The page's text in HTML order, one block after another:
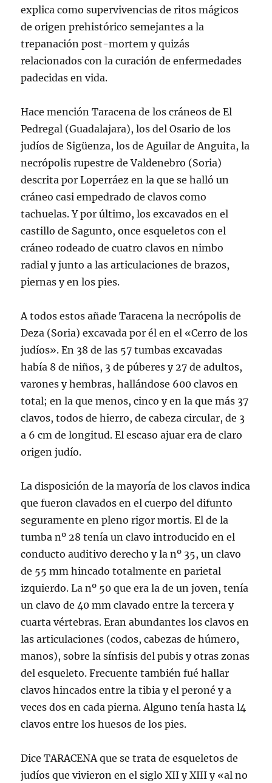
explica como supervivencias de ritos mágicos
de origen prehistórico semejantes a la
trepanación post-mortem y quizás
relacionados con la curación de enfermedades
padecidas en vida.
Hace mención Taracena de los cráneos de El
Pedregal (Guadalajara), los del Osario de los
judíos de Sigüenza, los de Aguilar de Anguita, la
necrópolis rupestre de Valdenebro (Soria)
descrita por Loperráez en la que se halló un
cráneo casi empedrado de clavos como
tachuelas. Y por último, los excavados en el
castillo de Sagunto, once esqueletos con el
cráneo rodeado de cuatro clavos en nimbo
radial y junto a las articulaciones de brazos,
piernas y en los pies.
A todos estos añade Taracena la necrópolis de
Deza (Soria) excavada por él en el «Cerro de los
judíos». En 38 de las 57 tumbas excavadas
había 8 de niños, 3 de púberes y 27 de adultos,
varones y hembras, hallándose 600 clavos en
total; en la que menos, cinco y en la que más 37
clavos, todos de hierro, de cabeza circular, de 3
a 6 cm de longitud. El escaso ajuar era de claro
origen judío.
La disposición de la mayoría de los clavos indica
que fueron clavados en el cuerpo del difunto
seguramente en pleno rigor mortis. El de la
tumba nº 28 tenía un clavo introducido en el
conducto auditivo derecho y la nº 35, un clavo
de 55 mm hincado totalmente en parietal
izquierdo. La nº 50 que era la de un joven, tenía
un clavo de 40 mm clavado entre la tercera y
cuarta vértebras. Eran abundantes los clavos en
las articulaciones (codos, cabezas de húmero,
manos), sobre la sínfisis del pubis y otras zonas
del esqueleto. Frecuente también fué hallar
clavos hincados entre la tibia y el peroné y a
veces dos en cada pierna. Alguno tenía hasta l4
clavos entre los huesos de los pies.
Dice TARACENA que se trata de esqueletos de
judíos que vivieron en el siglo XII y XIII y «al no